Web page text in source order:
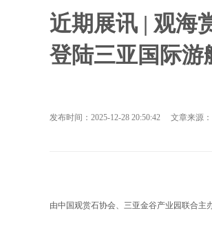
近期展讯 | 观海
登陆三亚国际游
发布时间：2025-12-28 20:50:42 文章来源：
由中国观赏石协会、三亚金谷产业园联合主